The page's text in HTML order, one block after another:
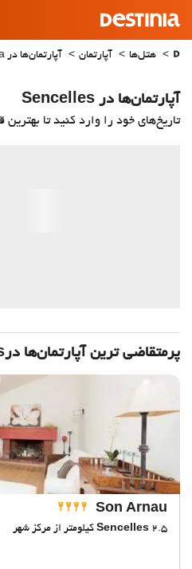
هتل‌ها آپارتمان آپارتمان‌ها در Mallorca
آپارتمان‌ها در Sencelles
تاریخ‌های خود را وارد کنید تا بهترین
پرمتقاضی ترین آپارتمان‌‌ها درSencelles
Son Arnau
Sencelles 2.5 کیلومتر از مرکز شهر